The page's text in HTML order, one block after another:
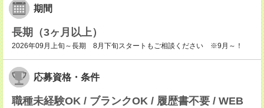
期間
長期（3ヶ月以上）
2026年09月上旬～長期 8月下旬スタートもご相談ください ※9月～！
応募資格・条件
職種未経験OK / ブランクOK / 履歴書不要 / WEB